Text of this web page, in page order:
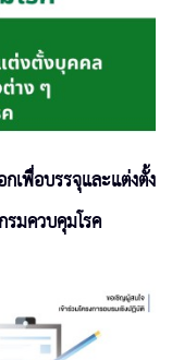
เพื่อบรรจุและแต่งตั้ง
มควบคุมโรค